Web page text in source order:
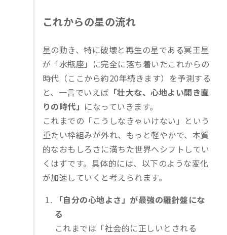
これからの星の流れ
星の動き、特に破壊と再生の星である冥王星
が「水瓶座」に完全に落ち着いたこれからの
時代（ここから約20年続きます）を予測する
と、一言でいえば 「壮大な、心地よい開き直
りの時代」 になっていきます。
これまでの「こうしなきゃいけない」という
重たい枠組みが外れ、もっと軽やかで、本質
的なおもしろさに満ちた世界へシフトしてい
くはずです。具体的には、以下のような変化
が加速していくと考えられます。
「自分の心地よさ」が最強の羅針盤にな
る
これまでは「社会的に正しいとされる